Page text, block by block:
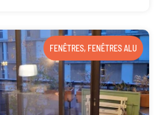
FENÊTRES, FENÊTRES ALU